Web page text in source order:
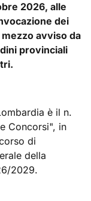
2026, alle
dei
avviso da
provinciali
è il n.
Concorsi", in
di
della
2029.